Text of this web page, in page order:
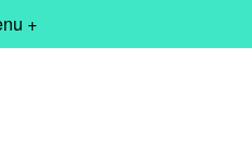
+